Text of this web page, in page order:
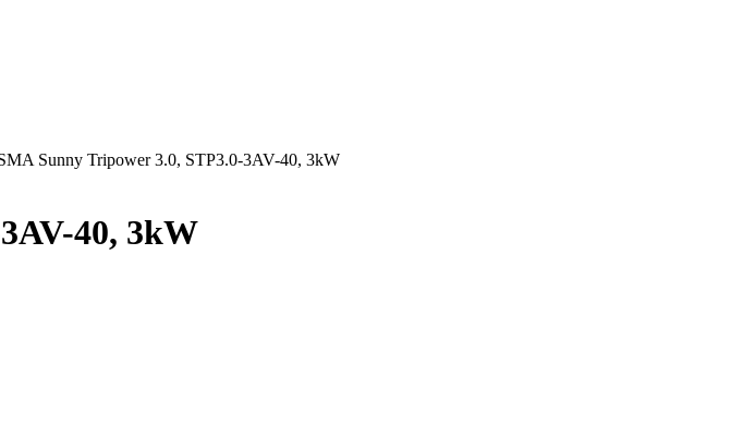
Sunny Tripower 3.0, STP3.0-3AV-40, 3kW
40, 3kW